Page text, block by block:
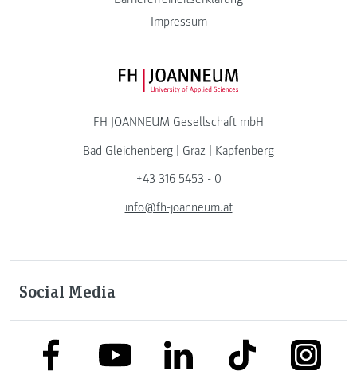
Impressum
FH JOANNEUM Logo
FH JOANNEUM Gesellschaft mbH
Bad Gleichenberg | Graz | Kapfenberg
+43 316 5453 - 0
info@fh-joanneum.at
Social Media
link to facebooklink to youtubelink to linkedinlink to tiktok link to